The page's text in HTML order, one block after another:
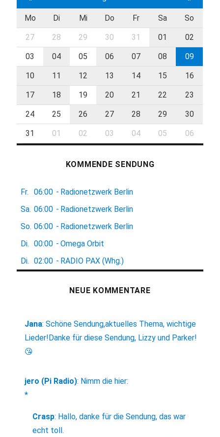
Mo Di Mi Do Fr Sa So
27 28 29 30 31 01 02
03 04 05 06 07 08 09
10 11 12 13 14 15 16
17 18 19 20 21 22 23
24 25 26 27 28 29 30
31 01 02 03 04 05 06
KOMMENDE SENDUNG
Fr. 06:00 - Radionetzwerk Berlin
Sa. 06:00 - Radionetzwerk Berlin
So. 06:00 - Radionetzwerk Berlin
Di.
00:00 - Omega Orbit
Di.
02:00 - RADIO PAX (Whg.)
NEUE KOMMENTARE
Jana:Schöne Sendung,aktuelles Thema, wichtige
Lieder!Danke für diese Sendung, Lizzy und Parker!
😘
jero (Pi Radio): Nimm die hier:
*
Crasp: Hallo, danke für die Sendung, das war
echt toll.